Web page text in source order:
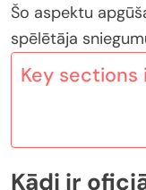
Šo aspektu
spēlētāja
Key
Kādi ir